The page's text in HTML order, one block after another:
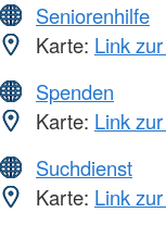
Seniorenhilfe
Karte: Link
Spenden
Karte: Link
Suchdienst
Karte: Link